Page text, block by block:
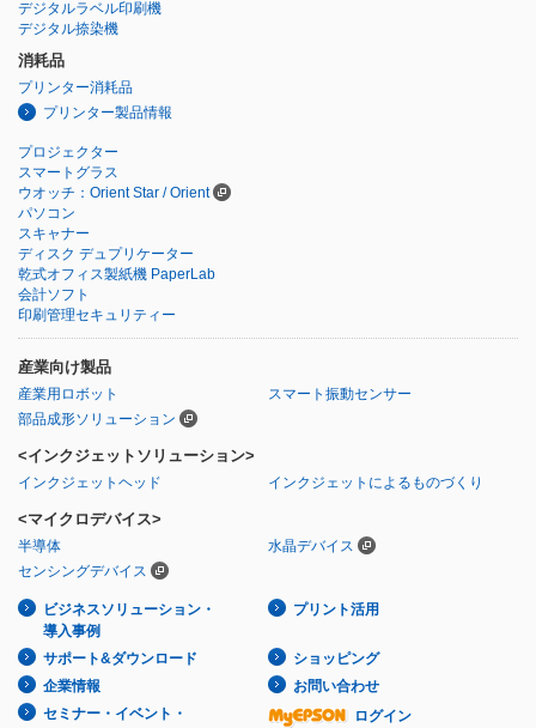
デジタルラベル印刷機
デジタル捺染機
消耗品
プリンター消耗品
プリンター製品情報
プロジェクター
スマートグラス
ウオッチ：Orient Star / Orient
パソコン
スキャナー
ディスク デュプリケーター
乾式オフィス製紙機 PaperLab
会計ソフト
印刷管理セキュリティー
産業向け製品
産業用ロボット
スマート振動センサー
部品成形ソリューション
<インクジェットソリューション>
インクジェットヘッド インクジェットによるものづくり
<マイクロデバイス>
半導体
水晶デバイス
センシングデバイス
ビジネスソリューション・
導入事例
プリント活用
サポート&ダウンロード
ショッピング
企業情報
お問い合わせ
セミナー・イベント・
ログイン